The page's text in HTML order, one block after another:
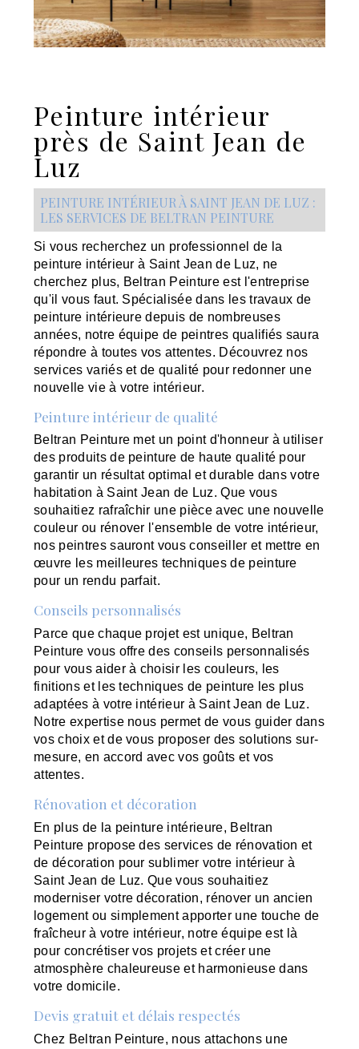
Peinture intérieur
près de Saint Jean de
Luz
PEINTURE INTÉRIEUR À SAINT JEAN DE LUZ :
LES SERVICES DE BELTRAN PEINTURE
Si vous recherchez un professionnel de la
peinture intérieur à Saint Jean de Luz, ne
cherchez plus, Beltran Peinture est l'entreprise
qu'il vous faut. Spécialisée dans les travaux de
peinture intérieure depuis de nombreuses
années, notre équipe de peintres qualifiés saura
répondre à toutes vos attentes. Découvrez nos
services variés et de qualité pour redonner une
nouvelle vie à votre intérieur.
Peinture intérieur de qualité
Beltran Peinture met un point d'honneur à utiliser
des produits de peinture de haute qualité pour
garantir un résultat optimal et durable dans votre
habitation à Saint Jean de Luz. Que vous
souhaitiez rafraîchir une pièce avec une nouvelle
couleur ou rénover l'ensemble de votre intérieur,
nos peintres sauront vous conseiller et mettre en
œuvre les meilleures techniques de peinture
pour un rendu parfait.
Conseils personnalisés
Parce que chaque projet est unique, Beltran
Peinture vous offre des conseils personnalisés
pour vous aider à choisir les couleurs, les
finitions et les techniques de peinture les plus
adaptées à votre intérieur à Saint Jean de Luz.
Notre expertise nous permet de vous guider dans
vos choix et de vous proposer des solutions sur-
mesure, en accord avec vos goûts et vos
attentes.
Rénovation et décoration
En plus de la peinture intérieure, Beltran
Peinture propose des services de rénovation et
de décoration pour sublimer votre intérieur à
Saint Jean de Luz. Que vous souhaitiez
moderniser votre décoration, rénover un ancien
logement ou simplement apporter une touche de
fraîcheur à votre intérieur, notre équipe est là
pour concrétiser vos projets et créer une
atmosphère chaleureuse et harmonieuse dans
votre domicile.
Devis gratuit et délais respectés
Chez Beltran Peinture, nous attachons une